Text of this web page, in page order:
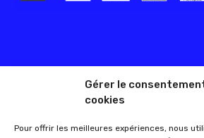
Gérer le
cookies
Pour offrir les meilleures expériences, nous